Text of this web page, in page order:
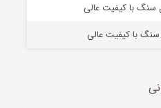
با کیفیت عالی
با کیفیت عالی